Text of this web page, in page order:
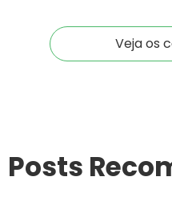
Veja os
Posts